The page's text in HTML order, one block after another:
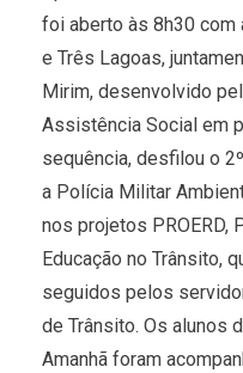
foi aberto às 8h30 com
e Três Lagoas,
Mirim, desenvolvido
Assistência Social em
sequência, desfilou o
a Polícia Militar
nos projetos PROERD,
Educação no Trânsito,
seguidos pelos
de Trânsito. Os alunos
Amanhã foram